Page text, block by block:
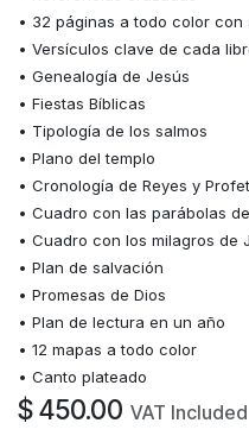
• 32 páginas a todo color con
• Versículos clave de cada
• Genealogía de Jesús
• Fiestas Bíblicas
• Tipología de los salmos
• Plano del templo
• Cronología de Reyes y
• Cuadro con las parábolas
• Cuadro con los milagros de
• Plan de salvación
• Promesas de Dios
• Plan de lectura en un año
• 12 mapas a todo color
• Canto plateado
$450.00 VAT Included